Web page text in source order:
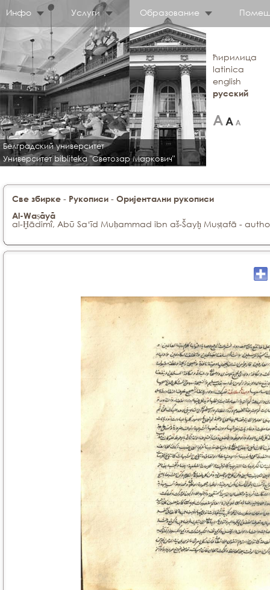
Инфо Услуги Образование
Белградский университет
Университет bibliteka "Светозар Маркович"
ћирилица
latinica
english
русский
Све збирке - Рукописи - Оријентални рукописи
Al-Waṣāyā
al-Ḫādimî, Abū Sa‘īd Muḥammad ibn aš-Šayḫ Muṣṭafā -